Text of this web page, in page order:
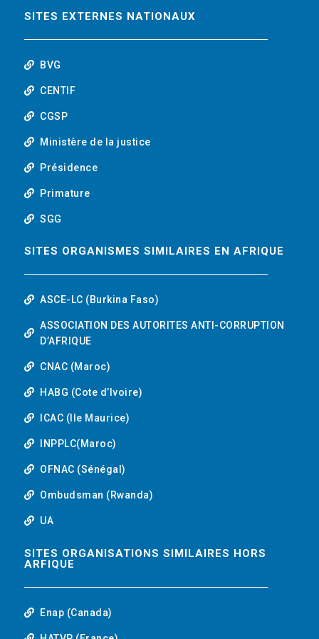
o
r
i
t
u
b
e
SITES EXTERNES NATIONAUX
BVG
CENTIF
CGSP
Ministère de la justice
Présidence
Primature
SGG
SITES ORGANISMES SIMILAIRES EN AFRIQUE
ASCE-LC (Burkina Faso)
ASSOCIATION DES AUTORITES ANTI-CORRUPTION
D’AFRIQUE
CNAC (Maroc)
HABG (Cote d’Ivoire)
ICAC (Ile Maurice)
INPPLC(Maroc)
OFNAC (Sénégal)
Ombudsman (Rwanda)
UA
SITES ORGANISATIONS SIMILAIRES HORS
ARFIQUE
Enap (Canada)